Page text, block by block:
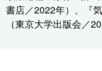
書店／2022年）、『
（東京大学出版会／